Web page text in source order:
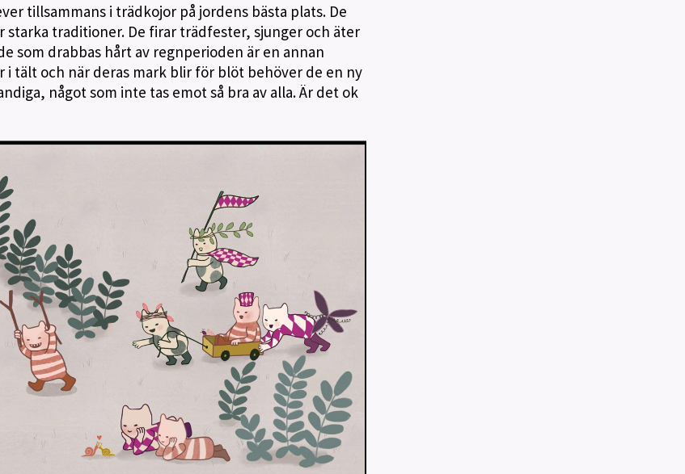
tillsammans i trädkojor på jordens bästa plats. De
starka traditioner. De firar trädfester, sjunger och äter
som drabbas hårt av regnperioden är en annan
i tält och när deras mark blir för blöt behöver de en ny
något som inte tas emot så bra av alla. Är det ok